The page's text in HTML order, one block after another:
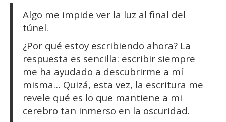
Algo me impide ver la luz al final del
túnel.
¿Por qué estoy escribiendo ahora? La
respuesta es sencilla: escribir siempre
me ha ayudado a descubrirme a mí
misma… Quizá, esta vez, la escritura me
revele qué es lo que mantiene a mi
cerebro tan inmerso en la oscuridad.